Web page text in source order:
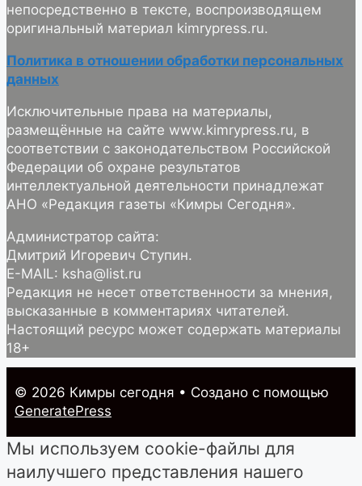
непосредственно в тексте, воспроизводящем
оригинальный материал kimrypress.ru.
Политика в отношении обработки персональных
данных
Исключительные права на материалы,
размещённые на сайте www.kimrypress.ru, в
соответствии с законодательством Российской
Федерации об охране результатов
интеллектуальной деятельности принадлежат
АНО «Редакция газеты «Кимры Сегодня».
Администратор сайта:
Дмитрий Игоревич Ступин.
E-MAIL: ksha@list.ru
Редакция не несет ответственности за мнения,
высказанные в комментариях читателей.
Настоящий ресурс может содержать материалы
18+
© 2026 Кимры cегодня • Создано с помощью
GeneratePress
Мы используем cookie-файлы для
наилучшего представления нашего